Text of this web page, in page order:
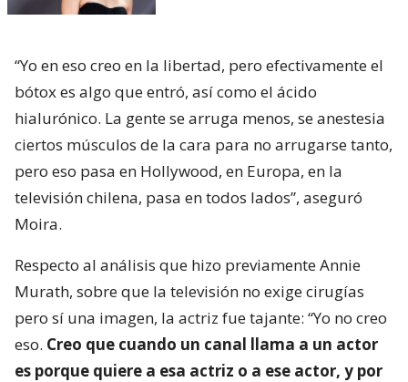
“Yo en eso creo en la libertad, pero efectivamente el
bótox es algo que entró, así como el ácido
hialurónico. La gente se arruga menos, se anestesia
ciertos músculos de la cara para no arrugarse tanto,
pero eso pasa en Hollywood, en Europa, en la
televisión chilena, pasa en todos lados”, aseguró
Moira.
Respecto al análisis que hizo previamente Annie
Murath, sobre que la televisión no exige cirugías
pero sí una imagen, la actriz fue tajante: “Yo no creo
eso. Creo que cuando un canal llama a un actor
es porque quiere a esa actriz o a ese actor, y por